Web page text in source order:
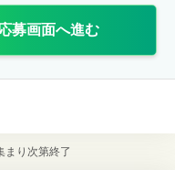
募画面へ進む
まり次第終了